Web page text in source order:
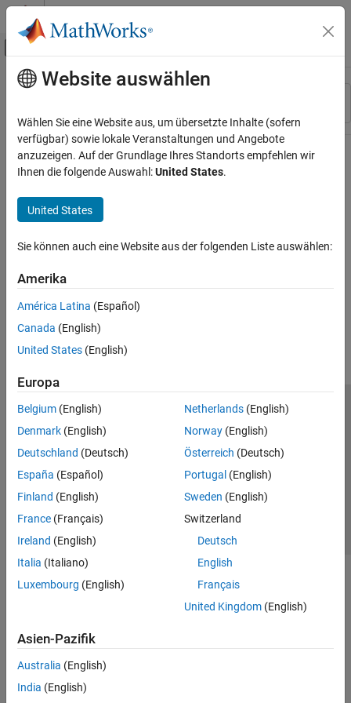
Weiter zum Inhalt
Umschaltung für Off-Canvas-
Ressource
Hauptinhalt
Website auswählen
Wählen Sie eine Website aus, um übersetzte Inhalte (sofern
verfügbar) sowie lokale Veranstaltungen und Angebote
anzuzeigen. Auf der Grundlage Ihres Standorts empfehlen wir
Ihnen die folgende Auswahl:United States.
United States
Sie können auch eine Website aus der folgenden Liste auswählen:
Amerika
América Latina (Español)
Canada (English)
United States (English)
Europa
Belgium (English)
Denmark (English)
Deutschland (Deutsch)
España (Español)
Finland (English)
France (Français)
Ireland (English)
Italia (Italiano)
Luxembourg (English)
Netherlands(English)
Norway(English)
Österreich (Deutsch)
Portugal (English)
Sweden (English)
Switzerland
Deutsch
English
Français
United Kingdom(English)
Asien-Pazifik
Australia (English)
India (English)
Trust Center
Datenschutz-Richtlinien
Datendiebstahl verhindern
Status von Anwendungen
© 1994-2026 The MathWorks, Inc.
Website auswählen
Deutschland